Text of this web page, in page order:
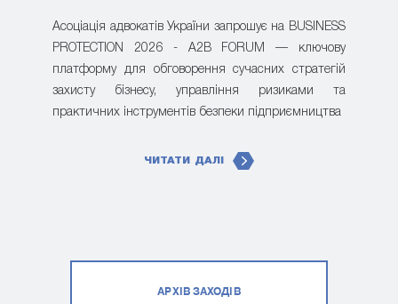
Асоціація адвокатів України запрошує на BUSINESS
PROTECTION 2026 - A2B FORUM — ключову
платформу для обговорення сучасних стратегій
захисту бізнесу, управління ризиками та
практичних інструментів безпеки підприємництва
ЧИТАТИ ДАЛІ
АРХІВ ЗАХОДІВ